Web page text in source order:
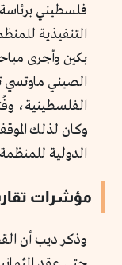
فلسطيني
بكين وأجرى
الصيني ماوتسي
الفلسطينية،
وكان لذلك
الدولية
مؤشرات
وذكر ديب أن